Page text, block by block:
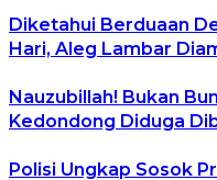
Diketahui Berduaan
Hari, Aleg Lambar
Nauzubillah! Bukan
Kedondong Diduga
Polisi Ungkap Sosok